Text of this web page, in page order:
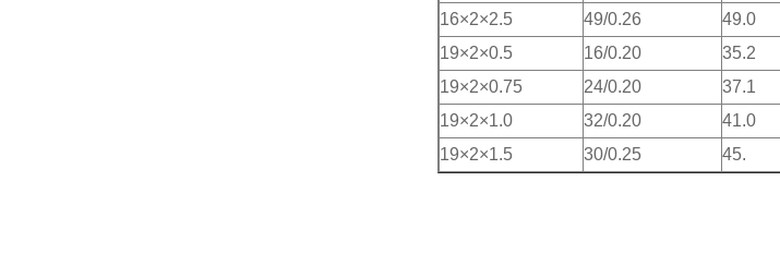
16×2×2.5
49/0.26 49.0
19×2×0.5
16/0.20 35.2
19×2×0.75
24/0.20 37.1
19×2×1.0
32/0.20 41.0
19×2×1.5
30/0.25 45.